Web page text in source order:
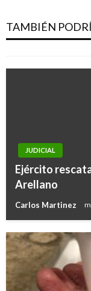
TAMBIÉN
del Niño; se
Ariel Cabrera
JUDICIAL
Ejército
Arellano
Carlos Martinez